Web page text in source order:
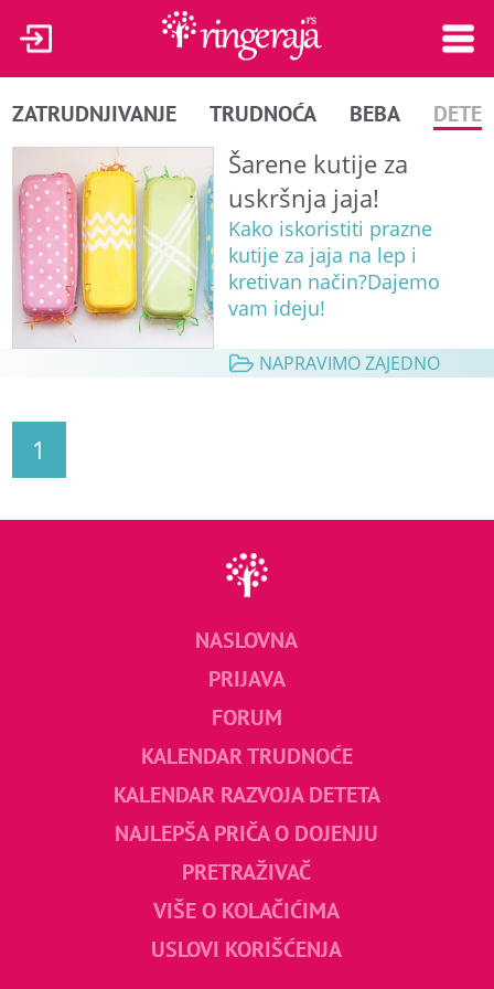
ZATRUDNJIVANJE TRUDNOĆA BEBA DETE
Šarene kutije za
uskršnja jaja!
Kako iskoristiti prazne
kutije za jaja na lep i
kretivan način?Dajemo
vam ideju!
NAPRAVIMO ZAJEDNO
1
NASLOVNA
PRIJAVA
FORUM
KALENDAR TRUDNOĆE
KALENDAR RAZVOJA DETETA
NAJLEPŠA PRIČA O DOJENJU
PRETRAŽIVAČ
VIŠE O KOLAČIĆIMA
USLOVI KORIŠĆENJA